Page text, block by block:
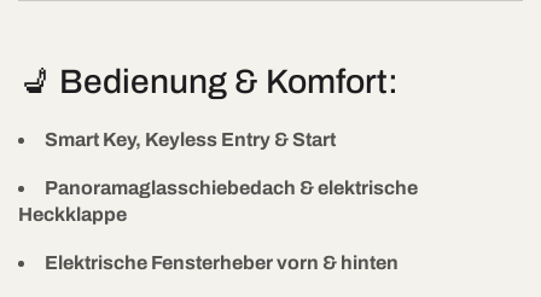
💺 Bedienung & Komfort:
Smart Key, Keyless Entry & Start
Panoramaglasschiebedach & elektrische
Heckklappe
Elektrische Fensterheber vorn & hinten